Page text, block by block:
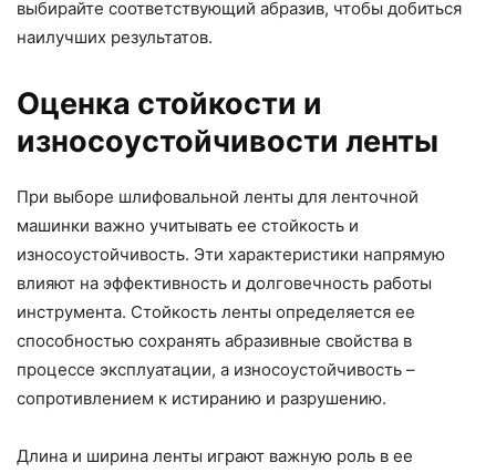
выбирайте соответствующий абразив, чтобы добиться
наилучших результатов.
Оценка стойкости и
износоустойчивости ленты
При выборе шлифовальной ленты для ленточной
машинки важно учитывать ее стойкость и
износоустойчивость. Эти характеристики напрямую
влияют на эффективность и долговечность работы
инструмента. Стойкость ленты определяется ее
способностью сохранять абразивные свойства в
процессе эксплуатации, а износоустойчивость –
сопротивлением к истиранию и разрушению.
Длина и ширина ленты играют важную роль в ее